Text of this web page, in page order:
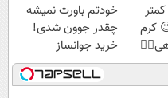
کرم
خودتم باورت نمیشه
چقدر جوون شدی!
خرید جوانساز
اسپیرولینا با تخفیف
ویژه